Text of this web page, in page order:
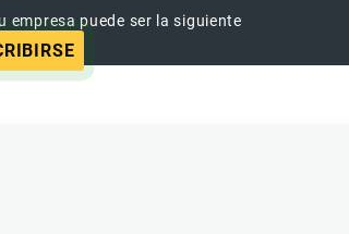
empresa puede ser la siguiente